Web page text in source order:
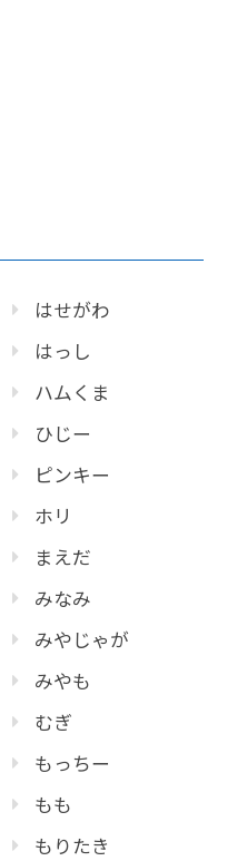
はせがわ
はっし
ハムくま
ひじー
ピンキー
ホリ
まえだ
みなみ
みやじゃが
みやも
むぎ
もっちー
もも
もりたき